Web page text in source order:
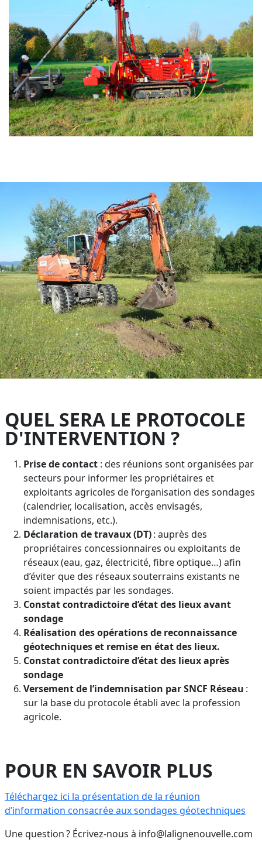
QUEL SERA LE PROTOCOLE
D'INTERVENTION ?
Prise de contact : des réunions sont organisées par
secteurs pour informer les propriétaires et
exploitants agricoles de l’organisation des sondages
(calendrier, localisation, accès envisagés,
indemnisations, etc.).
Déclaration de travaux (DT): auprès des
propriétaires concessionnaires ou exploitants de
réseaux (eau, gaz, électricité, fibre optique…) afin
d’éviter que des réseaux souterrains existants ne
soient impactés par les sondages.
Constat contradictoire d’état des lieux avant
sondage
Réalisation des opérations de reconnaissance
géotechniques et remise en état des lieux.
Constat contradictoire d’état des lieux après
sondage
Versement de l’indemnisation par SNCF Réseau :
sur la base du protocole établi avec la profession
agricole.
POUR EN SAVOIR PLUS
Téléchargez ici la présentation de la réunion
d’information consacrée aux sondages géotechniques
Une question ? Écrivez-nous à info@lalignenouvelle.com